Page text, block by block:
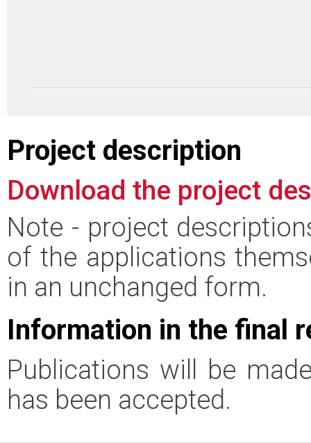
Project description
Download the project
Note - project
of the applications
in an unchanged form.
Information in the final
Publications will be
has been accepted.